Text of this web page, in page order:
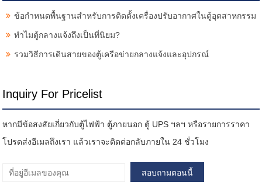
ข้อกำหนดพื้นฐานสำหรับการติดตั้งเครื่องปรับอากาศในตู้อุตสาหกรรม
ทำไมตู้กลางแจ้งถึงเป็นที่นิยม?
รวมวิธีการเดินสายของตู้เครือข่ายกลางแจ้งและอุปกรณ์
Inquiry For Pricelist
หากมีข้อสงสัยเกี่ยวกับตู้ไฟฟ้า ตู้ภายนอก ตู้ UPS ฯลฯ หรือรายการราคา
โปรดส่งอีเมลถึงเรา แล้วเราจะติดต่อกลับภายใน 24 ชั่วโมง